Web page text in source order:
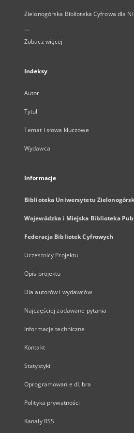
Zielonogórska Biblioteka Cyfrowa dla
...
Zobacz więcej
Indeksy
Autor
Tytuł
Temat i słowa kluczowe
Wydawca
Informacje
Biblioteka Uniwersytetu
Wojewódzka i Miejska Biblioteka
Federacja Bibliotek Cyfrowych
Uczestnicy Projektu
Opis projektu
Dla autorów i wydawców
Najczęściej zadawane pytania
Informacje techniczne
Kontakt
Statystyki
Oprogramowanie dLibra
Polityka prywatności
Kanały RSS